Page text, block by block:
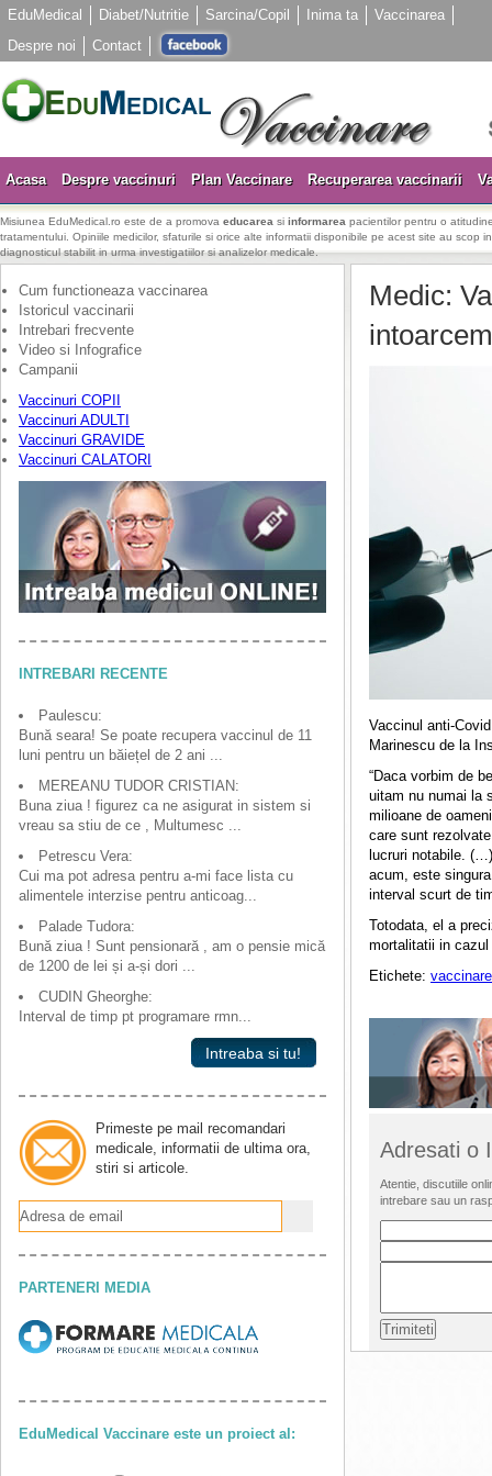
EduMedical Diabet/Nutritie Sarcina/Copil Inima ta
Vaccinarea
Despre noi
Contact
Acasa Despre vaccinuri Plan Vaccinare Recuperarea vaccinarii
Misiunea EduMedical.ro este de a promova educarea si informarea pacientilor pentru o
tratamentului. Opiniile medicilor, sfaturile si orice alte informatii disponibile pe acest site au scop
diagnosticul stabilit in urma investigatiilor si analizelor medicale.
Cum functioneaza vaccinarea
Istoricul vaccinarii
Intrebari frecvente
Video si Infografice
Campanii
Vaccinuri COPII
Vaccinuri ADULTI
Vaccinuri GRAVIDE
Vaccinuri CALATORI
INTREBARI RECENTE
Paulescu:
Bună seara! Se poate recupera vaccinul de 11
luni pentru un băiețel de 2 ani ...
MEREANU TUDOR CRISTIAN:
Buna ziua ! figurez ca ne asigurat in sistem si
vreau sa stiu de ce , Multumesc ...
Petrescu Vera:
Cui ma pot adresa pentru a-mi face lista cu
alimentele interzise pentru anticoag...
Palade Tudora:
Bună ziua ! Sunt pensionară , am o pensie mică
de 1200 de lei și a-și dori ...
CUDIN Gheorghe:
Interval de timp pt programare rmn...
Intreaba si tu!
Primeste pe mail recomandari
medicale, informatii de ultima ora,
stiri si articole.
PARTENERI MEDIA
EduMedical Vaccinare este un proiect al:
Medic:
Vaccinul anti-
Marinescu de la
“Daca vorbim de
uitam nu numai la
milioane de
care sunt
lucruri notabile.
acum, este
interval scurt de
Totodata, el a
mortalitatii in
Etichete:
Adresati o
Atentie, discutiile
intrebare sau un